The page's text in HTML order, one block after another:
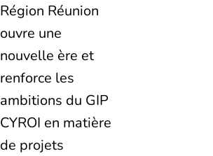
Région Réunion
ouvre une
nouvelle ère et
renforce les
ambitions du GIP
CYROI en matière
de projets